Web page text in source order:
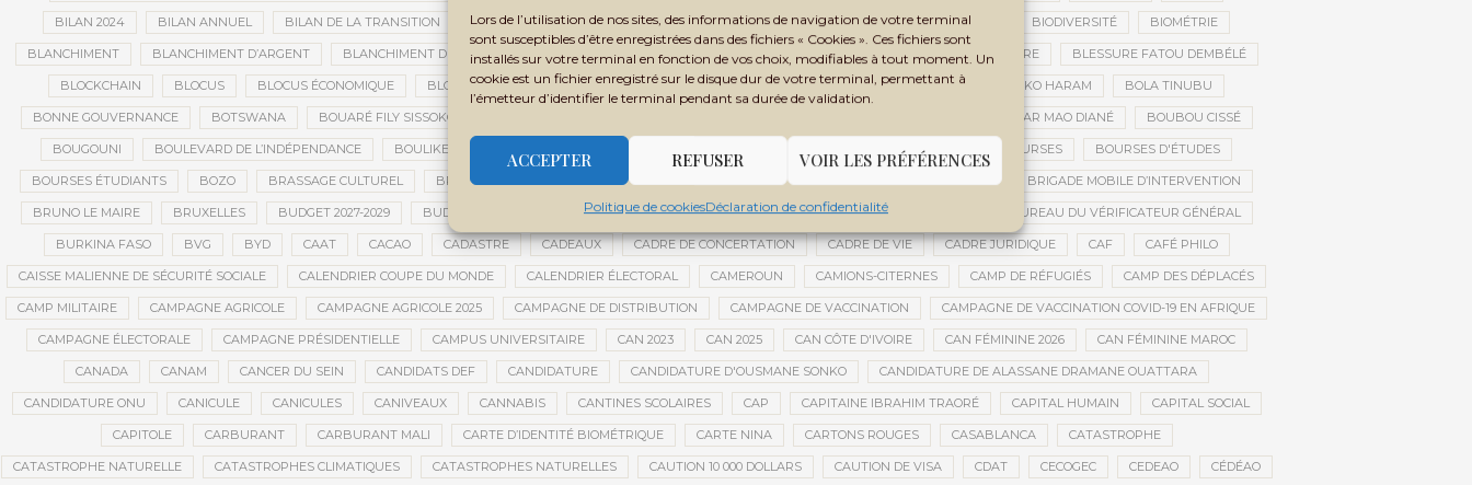
Lors de l’utilisation de nos sites, des informations de navigation de votre terminal
sont susceptibles d’être enregistrées dans des fichiers « Cookies ». Ces fichiers sont
installés sur votre terminal en fonction de vos choix, modifiables à tout moment. Un
cookie est un fichier enregistré sur le disque dur de votre terminal, permettant à
l’émetteur d’identifier le terminal pendant sa durée de validation.
ACCEPTER REFUSER VOIR LES PRÉFÉRENCES
Politique de cookiesDéclaration de confidentialité
BILAN 2024 BILAN ANNUEL BILAN DE LA TRANSITION BILAN DES ACTIVITÉS BILAN ET PERSPECTIVES BILAN HUMAIN BINTOU BIODIVERSITÉ BIOMÉTRIE
BLANCHIMENT BLANCHIMENT D’ARGENT BLANCHIMENT DE CAPITAUX BLASPHÈME BLÉ BLÉ RUSSE BLESSÉS BLESSÉS DE GUERRE BLESSURE FATOU DEMBÉLÉ
BLOCKCHAIN BLOCUS BLOCUS ÉCONOMIQUE BLOGING BNDA BOAD BOBO-DIOULASSO BOGOLAN BOKAR BIRO BOKO HARAM BOLA TINUBU
BONNE GOUVERNANCE BOTSWANA BOUARÉ FILY SISSOKO BOUBACAR MAO DIANÉ BOUBOU CISSÉ
BOUGOUNI BOULEVARD DE L’INDÉPENDANCE BOULIKESSI BOURÉMA KANSAYE BOURSES BOURSES D'ÉTUDES
BOURSES ÉTUDIANTS BOZO BRASSAGE CULTUREL BRÉMA ELY DICKO BRICE OLIGUI NGUEMA BRIGADE MOBILE D’INTERVENTION
BRUNO LE MAIRE BRUXELLES BUDGET 2027-2029 BUDGET AGRICOLE BUDGET DE LA PRÉSIDENCE BUDGET NATIONAL BUREAU DU VÉRIFICATEUR GÉNÉRAL
BURKINA FASO BVG BYD CAAT CACAO CADASTRE CADEAUX CADRE DE CONCERTATION CADRE DE VIE CADRE JURIDIQUE CAF CAFÉ PHILO
CAISSE MALIENNE DE SÉCURITÉ SOCIALE CALENDRIER COUPE DU MONDE CALENDRIER ÉLECTORAL CAMEROUN CAMIONS-CITERNES CAMP DE RÉFUGIÉS CAMP DES DÉPLACÉS
CAMP MILITAIRE CAMPAGNE AGRICOLE CAMPAGNE AGRICOLE 2025 CAMPAGNE DE DISTRIBUTION CAMPAGNE DE VACCINATION CAMPAGNE DE VACCINATION COVID-19 EN AFRIQUE
CAMPAGNE ÉLECTORALE CAMPAGNE PRÉSIDENTIELLE CAMPUS UNIVERSITAIRE CAN 2023 CAN 2025 CAN CÔTE D'IVOIRE CAN FÉMININE 2026 CAN FÉMININE MAROC
CANADA CANAM CANCER DU SEIN CANDIDATS DEF CANDIDATURE CANDIDATURE D'OUSMANE SONKO CANDIDATURE DE ALASSANE DRAMANE OUATTARA
CANDIDATURE ONU CANICULE CANICULES CANIVEAUX CANNABIS CANTINES SCOLAIRES CAP CAPITAINE IBRAHIM TRAORÉ CAPITAL HUMAIN CAPITAL SOCIAL
CAPITOLE CARBURANT CARBURANT MALI CARTE D’IDENTITÉ BIOMÉTRIQUE CARTE NINA CARTONS ROUGES CASABLANCA CATASTROPHE
CATASTROPHE NATURELLE CATASTROPHES CLIMATIQUES CATASTROPHES NATURELLES CAUTION 10 000 DOLLARS CAUTION DE VISA CDAT CECOGEC CEDEAO CÉDÉAO